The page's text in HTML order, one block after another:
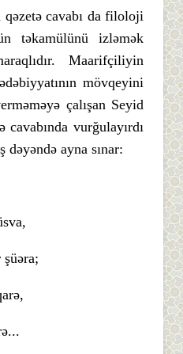
cavabı da filoloji
təkamülünü izləmək
Maarifçiliyin
mövqeyini
çalışan Seyid
vurğulayırdı
dəyəndə ayna sınar: